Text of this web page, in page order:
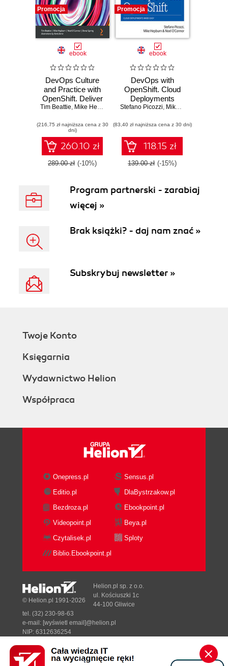
Promocja
ebook
DevOps Culture
and Practice with
OpenShift. Deliver
continuous
through people,
processes, and
technology
Tim Beattie, Mike Hepburn Noel O'Connor,Donal Spring
(216,75 zł najniższa cena z 30
dni)
260.10 zł
289.00 zł (-10%)
Promocja
ebook
DevOps with
OpenShift. Cloud
Deployments
Made Easy
Stefano Picozzi, Mike Hepburn
(83,40 zł najniższa cena z 30 dni)
118.15 zł
139.00 zł (-15%)
Program partnerski - zarabiaj
więcej »
Brak książki? - daj nam znać »
Subskrybuj newsletter »
Twoje Konto
Księgarnia
Wydawnictwo Helion
Współpraca
Onepress.pl
Sensus.pl
Editio.pl
DlaBystrzakow.pl
Bezdroza.pl
Ebookpoint.pl
Videopoint.pl
Beya.pl
Czytalisek.pl
Sploty
Biblio.Ebookpoint.pl
Designed with ♥ byTonik.pl
© Helion.pl 1991-2026
Helion.pl sp. z o.o.
ul. Kościuszki 1c
44-100 Gliwice
tel. (32) 230-98-63
e-mail: [wyświetl email]@helion.pl
NIP: 6312636254